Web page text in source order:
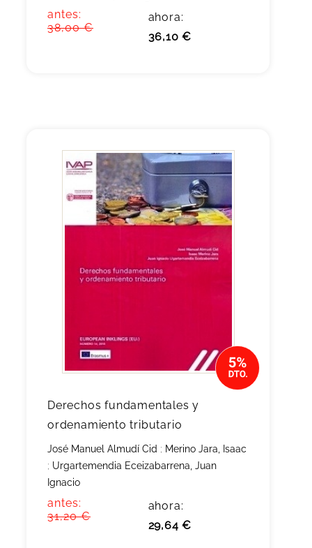
antes:
38,00 €
ahora:
36,10 €
Derechos fundamentales y
ordenamiento tributario
José Manuel Almudí Cid ; Merino Jara, Isaac
; Urgartemendia Eceizabarrena, Juan
Ignacio
antes:
31,20 €
ahora:
29,64 €